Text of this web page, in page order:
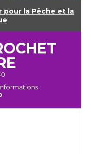
pour la Pêche et la
: